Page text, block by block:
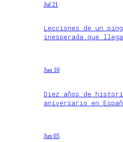
Jul 21
Lecciones de un
inesperada que
Jun 10
Diez años de
aniversario en
Jun 05